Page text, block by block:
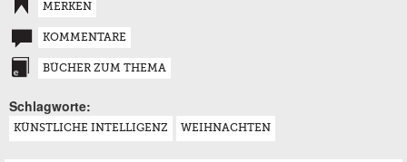
MERKEN
KOMMENTARE
BÜCHER ZUM THEMA
Schlagworte:
KÜNSTLICHE INTELLIGENZ WEIHNACHTEN